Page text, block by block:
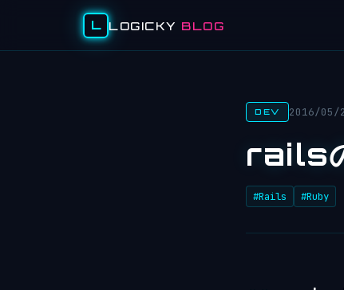
L LOGICKY BLOG
DEV 2016/05/
rails
#Rails #Ruby